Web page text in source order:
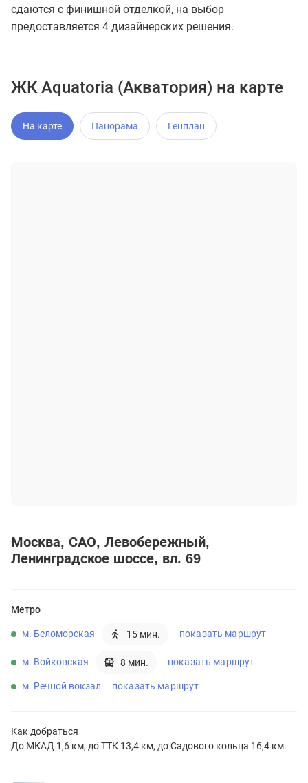
сдаются с финишной отделкой, на выбор
предоставляется 4 дизайнерских решения.
ЖК Aquatoria (Акватория) на карте
На карте Панорама Генплан
Москва САО Левобережный
Ленинградское шоссе, вл. 69
Метро
м. Беломорская 15 мин. показать маршрут
м. Войковская 8 мин. показать маршрут
м. Речной вокзал показать маршрут
Как добраться
До МКАД 1,6 км, до ТТК 13,4 км, до Садового кольца 16,4 км.